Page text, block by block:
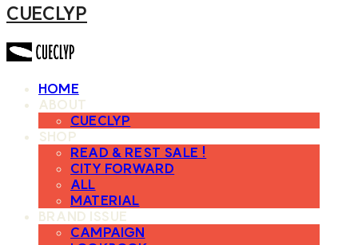
CUECLYP
HOME
ABOUT
CUECLYP
SHOP
READ & REST SALE !
CITY FORWARD
ALL
MATERIAL
BRAND ISSUE
CAMPAIGN